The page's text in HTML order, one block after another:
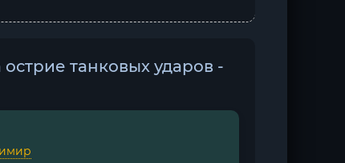
танковых ударов -